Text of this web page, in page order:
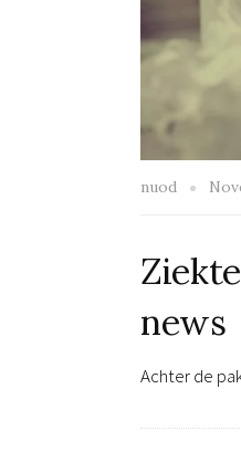
nuod
news
Achter de